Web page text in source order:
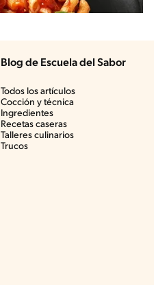
Blog de Escuela del Sabor
Todos los artículos
Cocción y técnica
Ingredientes
Recetas caseras
Talleres culinarios
Trucos